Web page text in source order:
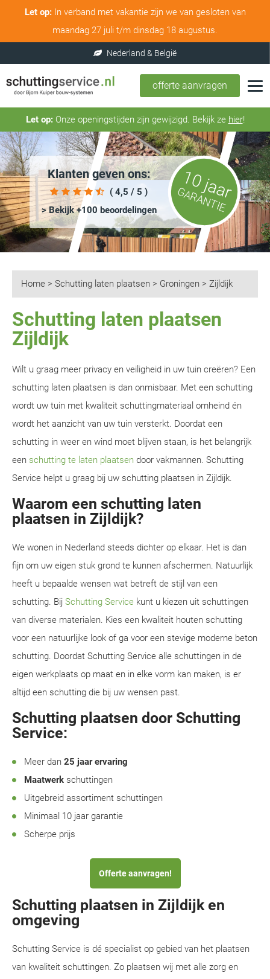
Let op:In verband met vakantie zijn we van gesloten van
maandag 27 juli t/m dinsdag 18 augustus.
offerte aanvragen
Let op:Onze openingstijden zijn gewijzigd. Bekijk ze hier!
Klanten geven ons:
( 4,5 / 5 )
> Bekijk +100 beoordelingen
10 jaar
GARANTIE
Home > Schutting laten plaatsen > Groningen > Zijldijk
Schutting laten plaatsen
Zijldijk
Wilt u graag meer privacy en veiligheid in uw tuin creëren? Een
schutting laten plaatsen is dan onmisbaar. Met een schutting
wordt uw tuin met kwaliteit schuttingmateriaal omheind én
wordt het aanzicht van uw tuin versterkt. Doordat een
schutting in weer en wind moet blijven staan, is het belangrijk
een schutting te laten plaatsen door vakmannen. Schutting
Service helpt u graag bij uw schutting plaatsen in Zijldijk.
Waarom een schutting laten
plaatsen in Zijldijk?
We wonen in Nederland steeds dichter op elkaar. Het is dan
fijn om uw eigen stuk grond te kunnen afschermen. Natuurlijk
heeft u bepaalde wensen wat betreft de stijl van een
schutting. Bij Schutting Service kunt u kiezen uit schuttingen
van diverse materialen. Kies een kwaliteit houten schutting
voor een natuurlijke look of ga voor een stevige moderne beton
schutting. Doordat Schutting Service alle schuttingen in de
eigen werkplaats op maat en in elke vorm kan maken, is er
altijd een schutting die bij uw wensen past.
Schutting plaatsen door Schutting
Service:
Meer dan 25 jaar ervaring
Maatwerk schuttingen
Uitgebreid assortiment schuttingen
Minimaal 10 jaar garantie
Scherpe prijs
Offerte aanvragen!
Schutting plaatsen in Zijldijk en
omgeving
Schutting Service is dé specialist op gebied van het plaatsen
van kwaliteit schuttingen. Zo plaatsen wij met alle zorg en